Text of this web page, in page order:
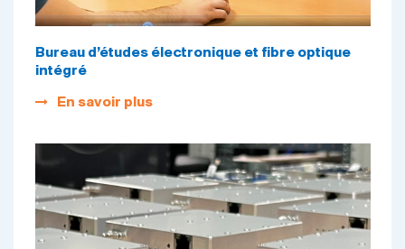
Bureau d’études électronique et fibre optique
intégré
En savoir plus